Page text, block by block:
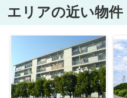
エリアの近い物件